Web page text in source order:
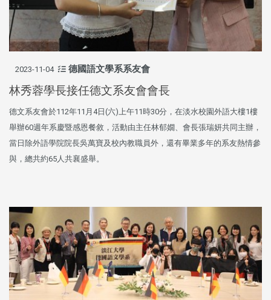
2023-11-04 德國語文學系系友會
林秀蓉學長接任德文系友會會長
德文系友會於112年11月4日(六)上午11時30分，在淡水校園外語大樓1樓
舉辦60週年系慶暨感恩餐敘，活動由主任林郁嫺、會長張瑞妍共同主辦，
當日除外語學院院長吳萬寶及校內教職員外，還有畢業多年的系友熱情參
與，總共約65人共襄盛舉。